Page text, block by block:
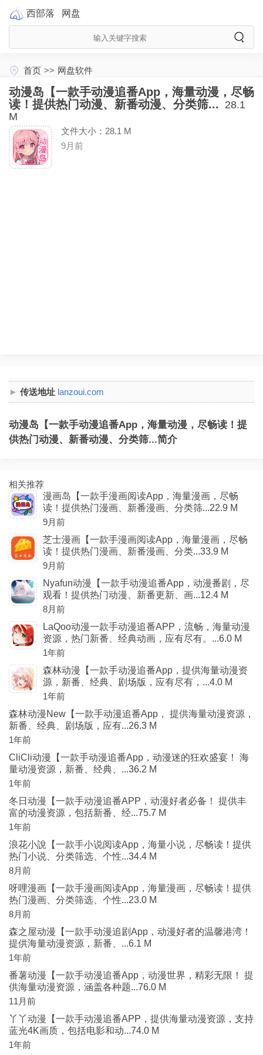
西部落 网盘
首页 >> 网盘软件
动漫岛【一款手动漫追番App，海量动漫，尽畅
读！提供热门动漫、新番动漫、分类筛... 28.1
M
文件大小：28.1 M
9月前
传送地址 lanzoui.com
动漫岛【一款手动漫追番App，海量动漫，尽畅读！提
供热门动漫、新番动漫、分类筛...简介
相关推荐
漫画岛【一款手漫画阅读App，海量漫画，尽畅
读！提供热门漫画、新番漫画、分类筛...22.9 M
9月前
芝士漫画【一款手漫画阅读App，海量漫画，尽畅
读！提供热门漫画、新番漫画、分类...33.9 M
9月前
Nyafun动漫【一款手动漫追番App，动漫番剧，尽
观看！提供热门动漫、新番更新、画...12.4 M
8月前
LaQoo动漫一款手动漫追番APP，流畅，海量动漫
资源，热门新番、经典动画，应有尽有。...6.0 M
1年前
森林动漫【一款手动漫追番App，提供海量动漫资
源，新番、经典、剧场版，应有尽有，...4.0 M
1年前
森林动漫New【一款手动漫追番App， 提供海量动漫资源，
新番、经典、剧场版，应有...26.3 M
1年前
CliCli动漫【一款手动漫追番App，动漫迷的狂欢盛宴！ 海
量动漫资源，新番、经典、...36.2 M
1年前
冬日动漫【一款手动漫追番APP，动漫好者必备！ 提供丰
富的动漫资源，包括新番、经...75.7 M
1年前
浪花小說【一款手小说阅读App，海量小说，尽畅读！提供
热门小说、分类筛选、个性...34.4 M
8月前
呀哩漫画【一款手漫画阅读App，海量漫画，尽畅读！提供
热门漫画、分类筛选、个性...23.0 M
8月前
森之屋动漫【一款手动漫追剧App，动漫好者的温馨港湾！
提供海量动漫资源，新番、...6.1 M
1年前
番薯动漫【一款手动漫追番App，动漫世界，精彩无限！ 提
供海量动漫资源，涵盖各种题...76.0 M
11月前
丫丫动漫【一款手动漫追番APP，提供海量动漫资源，支持
蓝光4K画质，包括电影和动...74.0 M
1年前